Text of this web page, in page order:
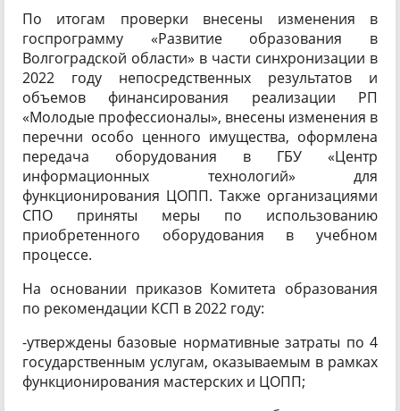
По итогам проверки внесены изменения в
госпрограмму «Развитие образования в
Волгоградской области» в части синхронизации в
2022 году непосредственных результатов и
объемов финансирования реализации РП
«Молодые профессионалы», внесены изменения в
перечни особо ценного имущества, оформлена
передача оборудования в ГБУ «Центр
информационных технологий» для
функционирования ЦОПП. Также организациями
СПО приняты меры по использованию
приобретенного оборудования в учебном
процессе.
На основании приказов Комитета образования
по рекомендации КСП в 2022 году:
-утверждены базовые нормативные затраты по 4
государственным услугам, оказываемым в рамках
функционирования мастерских и ЦОПП;